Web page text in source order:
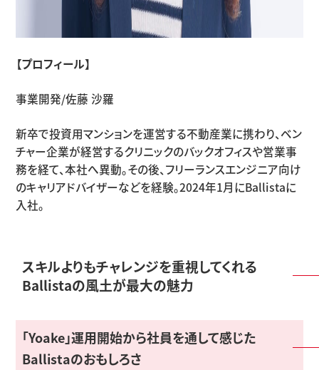
【プロフィール】
事業開発/佐藤 沙羅
新卒で投資用マンションを運営する不動産業に携わり、ベン
チャー企業が経営するクリニックのバックオフィスや営業事
務を経て、本社へ異動。その後、フリーランスエンジニア向け
のキャリアドバイザーなどを経験。2024年1月にBallistaに
入社。
スキルよりもチャレンジを重視してくれる
Ballistaの風土が最大の魅力
「Yoake」運用開始から社員を通して感じた
Ballistaのおもしろさ